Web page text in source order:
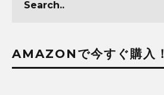
AMAZONで今すぐ購入！